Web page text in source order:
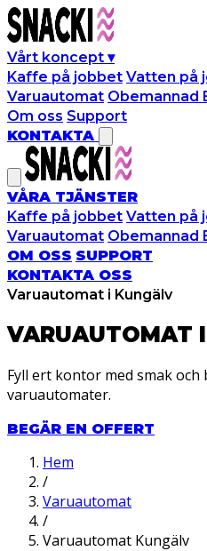
Vårt koncept ▾
Kaffe på jobbet Vatten på
Varuautomat Obemannad
Om oss Support
KONTAKTA
VÅRA TJÄNSTER
Kaffe på jobbet Vatten på
Varuautomat Obemannad
OM OSS SUPPORT
KONTAKTA OSS
Varuautomat i Kungälv
VARUAUTOMAT I
Fyll ert kontor med smak och
varuautomater.
BEGÄR EN OFFERT
Hem
/
Varuautomat
/
Varuautomat Kungälv